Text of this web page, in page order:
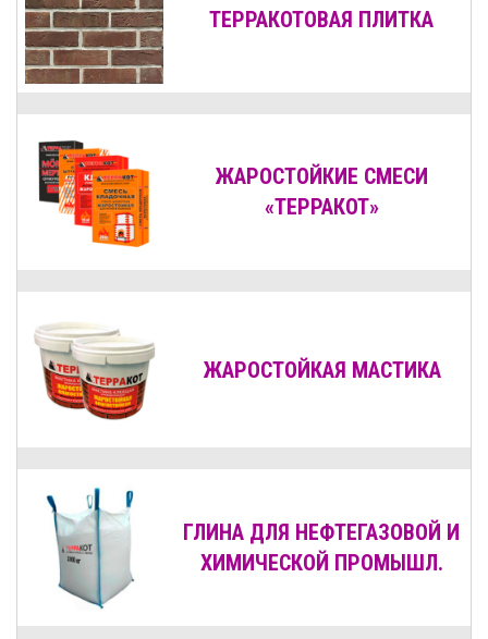
ТЕРРАКОТОВАЯ ПЛИТКА
ЖАРОСТОЙКИЕ СМЕСИ
«ТЕРРАКОТ»
ЖАРОСТОЙКАЯ МАСТИКА
ГЛИНА ДЛЯ НЕФТЕГАЗОВОЙ И
ХИМИЧЕСКОЙ ПРОМЫШЛ.